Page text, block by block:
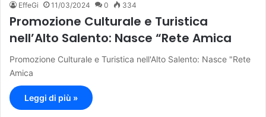
EffeGi 11/03/2024 0 334
Promozione Culturale e Turistica
nell’Alto Salento: Nasce “Rete Amica
Promozione Culturale e Turistica nell'Alto Salento: Nasce "Rete
Amica
Leggi di più »